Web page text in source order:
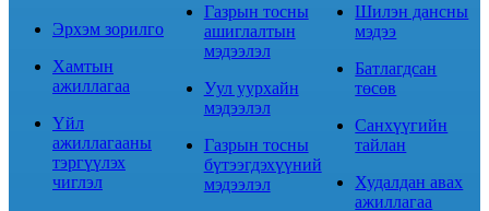
Эрхэм зорилго
Хамтын
ажиллагаа
Үйл
ажиллагааны
тэргүүлэх
чиглэл
Газрын тосны
ашиглалтын
мэдээлэл
Уул уурхайн
мэдээлэл
Газрын тосны
бүтээгдэхүүний
мэдээлэл
Шилэн дансны
мэдээ
Батлагдсан
төсөв
Санхүүгийн
тайлан
Худалдан авах
ажиллагаа